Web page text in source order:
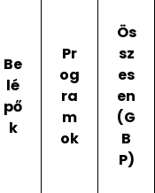
Be
lé
pő
k
Pr
og
ra
m
ok
Ös
sz
es
en
(G
B
P)